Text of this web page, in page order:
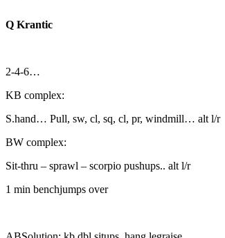
Q Krantic
2-4-6…
KB complex:
S.hand… Pull, sw, cl, sq, cl, pr, windmill… alt l/r
BW complex:
Sit-thru – sprawl – scorpio pushups.. alt l/r
1 min benchjumps over